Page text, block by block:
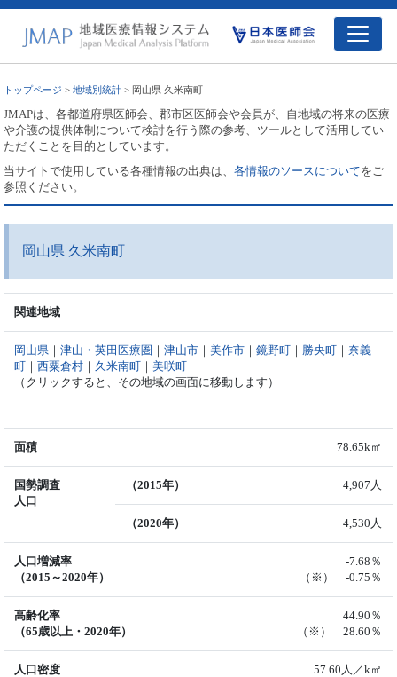
トップページ >地域別統計 > 岡山県 久米南町
JMAPは、各都道府県医師会、郡市区医師会や会員が、自地域の将来の医療
や介護の提供体制について検討を行う際の参考、ツールとして活用してい
ただくことを目的としています。
当サイトで使用している各種情報の出典は、各情報のソースについてをご
参照ください。
岡山県 久米南町
関連地域
岡山県 ｜津山・英田医療圏 ｜津山市 ｜美作市 ｜鏡野町 ｜ 勝央町 ｜奈義
町 ｜西粟倉村 ｜ 久米南町 ｜美咲町
（クリックすると、その地域の画面に移動します）
面積 78.65k㎡
国勢調査
人口
（2015年） 4,907人
（2020年） 4,530人
人口増減率
（2015～2020年）
-7.68％
（※） -0.75％
高齢化率
（65歳以上・2020年）
44.90％
（※） 28.60％
人口密度
57.60人／k㎡